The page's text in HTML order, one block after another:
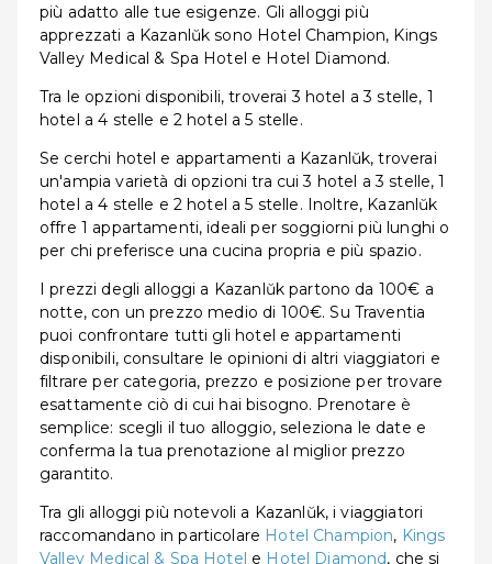
più adatto alle tue esigenze. Gli alloggi più
apprezzati a Kazanlŭk sono Hotel Champion, Kings
Valley Medical & Spa Hotel e Hotel Diamond.
Tra le opzioni disponibili, troverai 3 hotel a 3 stelle, 1
hotel a 4 stelle e 2 hotel a 5 stelle.
Se cerchi hotel e appartamenti a Kazanlŭk, troverai
un'ampia varietà di opzioni tra cui 3 hotel a 3 stelle, 1
hotel a 4 stelle e 2 hotel a 5 stelle. Inoltre, Kazanlŭk
offre 1 appartamenti, ideali per soggiorni più lunghi o
per chi preferisce una cucina propria e più spazio.
I prezzi degli alloggi a Kazanlŭk partono da 100€ a
notte, con un prezzo medio di 100€. Su Traventia
puoi confrontare tutti gli hotel e appartamenti
disponibili, consultare le opinioni di altri viaggiatori e
filtrare per categoria, prezzo e posizione per trovare
esattamente ciò di cui hai bisogno. Prenotare è
semplice: scegli il tuo alloggio, seleziona le date e
conferma la tua prenotazione al miglior prezzo
garantito.
Tra gli alloggi più notevoli a Kazanlŭk, i viaggiatori
raccomandano in particolare Hotel Champion, Kings
Valley Medical & Spa Hotel e Hotel Diamond, che si